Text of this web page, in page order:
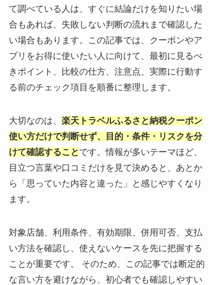
て調べている人は、すぐに結論だけを知りたい場
合もあれば、失敗しない判断の流れまで確認した
い場合もあります。この記事では、クーポンやア
プリをお得に使いたい人に向けて、最初に見るべ
きポイント、比較の仕方、注意点、実際に行動す
る前のチェック項目を順番に整理します。
大切なのは、 楽天トラベルふるさと納税クーポン
使い方だけで判断せず、目的・条件・リスクを分
けて確認すること です。情報が多いテーマほど、
目立つ言葉や口コミだけを見て決めると、あとか
ら「思っていた内容と違った」と感じやすくなり
ます。
対象店舗、利用条件、有効期限、併用可否、支払
い方法を確認し、使えないケースを先に把握する
ことが重要です。 そのため、この記事では断定的
な言い方を避けながら、初心者でも確認しやすい